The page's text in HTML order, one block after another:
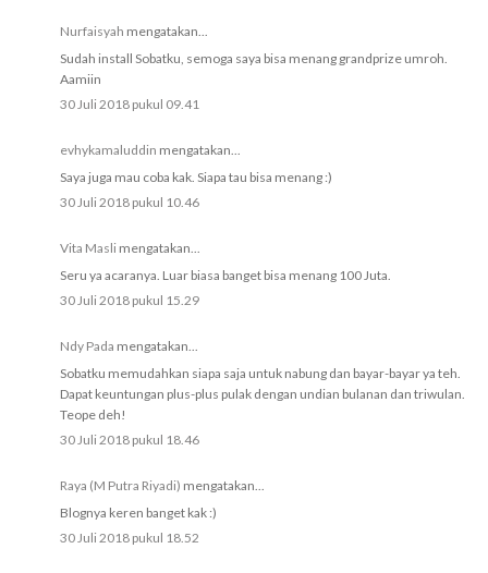
Nurfaisyah mengatakan...
Sudah install Sobatku, semoga saya bisa menang grandprize umroh.
Aamiin
30 Juli 2018 pukul 09.41
evhykamaluddin mengatakan...
Saya juga mau coba kak. Siapa tau bisa menang :)
30 Juli 2018 pukul 10.46
Vita Masli mengatakan...
Seru ya acaranya. Luar biasa banget bisa menang 100 Juta.
30 Juli 2018 pukul 15.29
Ndy Pada mengatakan...
Sobatku memudahkan siapa saja untuk nabung dan bayar-bayar ya teh.
Dapat keuntungan plus-plus pulak dengan undian bulanan dan triwulan.
Teope deh!
30 Juli 2018 pukul 18.46
Raya (M Putra Riyadi) mengatakan...
Blognya keren banget kak :)
30 Juli 2018 pukul 18.52